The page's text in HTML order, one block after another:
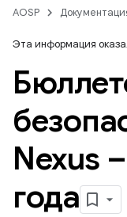
AOSP
Эта информация
Nexus
года